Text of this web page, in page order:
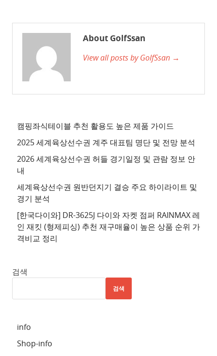
추
사
트
천
사
이
트
천
사
천
About GolfSsan
View all posts by GolfSsan →
캠핑좌식테이블 추천 활용도 높은 제품 가이드
2025 세계육상선수권 계주 대표팀 명단 및 전망 분석
2026 세계육상선수권 허들 경기일정 및 관람 정보 안
내
세계육상선수권 원반던지기 결승 주요 하이라이트 및
경기 분석
[한국다이와] DR-3625J 다이와 자켓 점퍼 RAINMAX 레
인 재킷 (형제피싱) 추천 재구매율이 높은 상품 순위 가
격비교 정리
검색
검색
info
Shop-info